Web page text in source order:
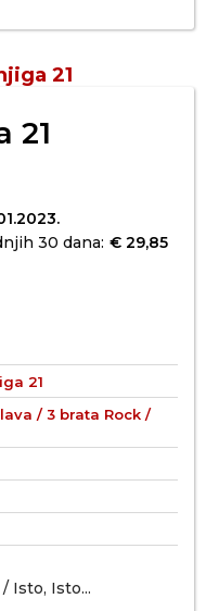
21
30 dana: € 29,85
21
/ 3 brata Rock /
Isto, Isto...